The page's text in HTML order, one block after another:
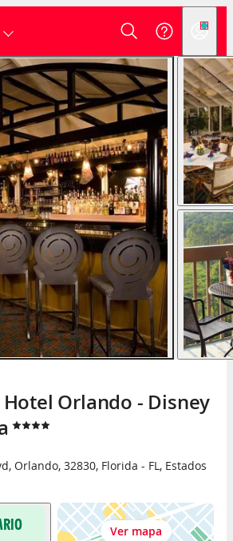
Orlando - Disney
, Orlando, 32830, Florida - FL , Estados
Ver mapa